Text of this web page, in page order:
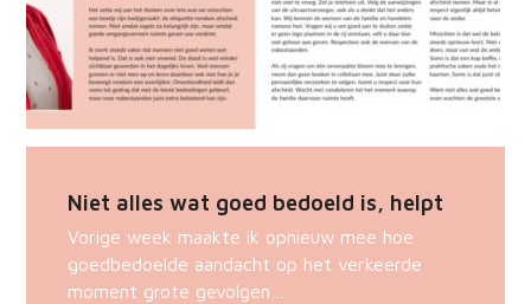
Niet alles wat goed bedoeld is, helpt
Vorige week maakte ik opnieuw mee hoe
goedbedoelde aandacht op het verkeerde
moment grote gevolgen…